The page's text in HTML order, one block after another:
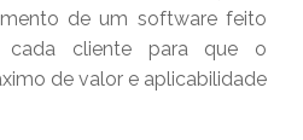
de um software feito
cada cliente para que o
de valor e aplicabilidade